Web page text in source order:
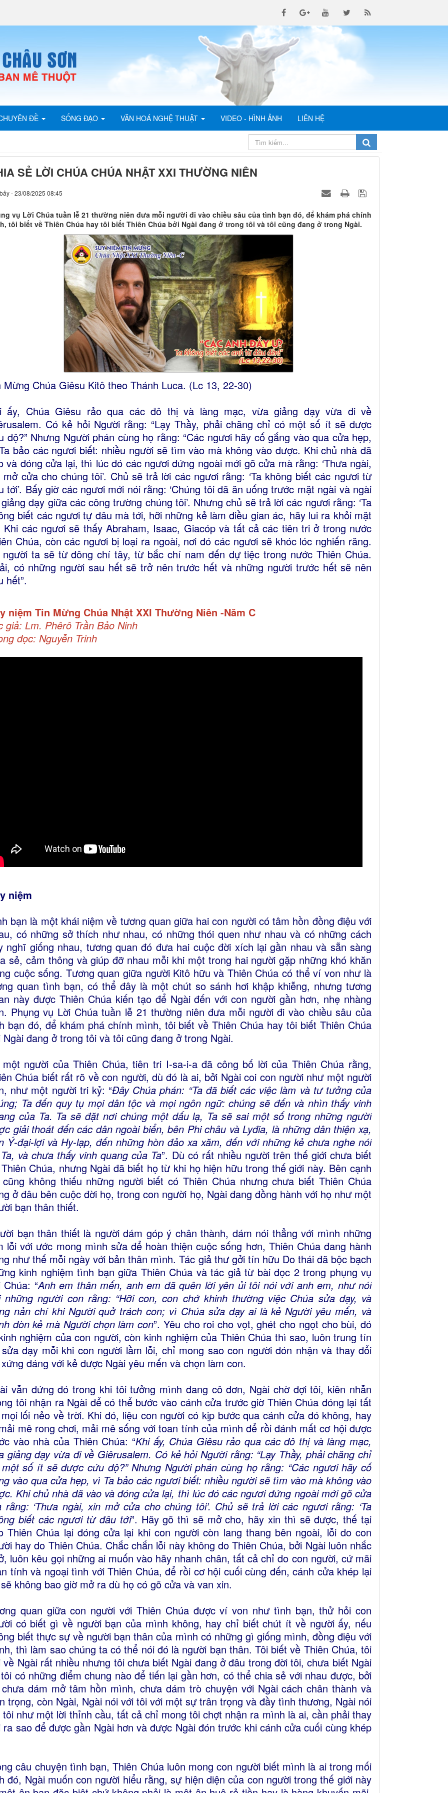
ĐỀ SỐNG ĐẠO VĂN HOÁ NGHỆ THUẬT VIDEO - HÌNH ẢNH LIÊN HỆ
SẺ LỜI CHÚA CHÚA NHẬT XXI THƯỜNG NIÊN
- 23/08/2025 08:45
vụ Lời Chúa tuần lễ 21 thường niên đưa mỗi người đi vào chiều sâu của tình bạn đó, để khám phá chính
tôi biết về Thiên Chúa hay tôi biết Thiên Chúa bởi Ngài đang ở trong tôi và tôi cũng đang ở trong Ngài.
Mừng Chúa Giêsu Kitô theo Thánh Luca. (Lc 13, 22-30)
ấy, Chúa Giêsu rảo qua các đô thị và làng mạc, vừa giảng dạy vừa đi về
Có kẻ hỏi Người rằng: “Lạy Thầy, phải chăng chỉ có một số ít sẽ được
độ?” Nhưng Người phán cùng họ rằng: “Các ngươi hãy cố gắng vào qua cửa hẹp,
bảo các ngươi biết: nhiều người sẽ tìm vào mà không vào được. Khi chủ nhà đã
và đóng cửa lại, thì lúc đó các ngươi đứng ngoài mới gõ cửa mà rằng: ‘Thưa ngài,
mở cửa cho chúng tôi’. Chủ sẽ trả lời các ngươi rằng: ‘Ta không biết các ngươi từ
tới’. Bấy giờ các ngươi mới nói rằng: ‘Chúng tôi đã ăn uống trước mặt ngài và ngài
dạy giữa các công trường chúng tôi’. Nhưng chủ sẽ trả lời các ngươi rằng: ‘Ta
biết các ngươi tự đâu mà tới, hỡi những kẻ làm điều gian ác, hãy lui ra khỏi mặt
Khi các ngươi sẽ thấy Abraham, Isaac, Giacóp và tất cả các tiên tri ở trong nước
Chúa, còn các ngươi bị loại ra ngoài, nơi đó các ngươi sẽ khóc lóc nghiến răng.
người ta sẽ từ đông chí tây, từ bắc chí nam đến dự tiệc trong nước Thiên Chúa.
có những người sau hết sẽ trở nên trước hết và những người trước hết sẽ nên
hết”.
niệm Tin Mừng Chúa Nhật XXI Thường Niên -Năm C
giả: Lm. Phêrô Trần Bảo Ninh
đọc: Nguyễn Trinh
niệm
bạn là một khái niệm về tương quan giữa hai con người có tâm hồn đồng điệu với
có những sở thích như nhau, có những thói quen như nhau và có những cách
nghĩ giống nhau, tương quan đó đưa hai cuộc đời xích lại gần nhau và sẵn sàng
sẻ, cảm thông và giúp đỡ nhau mỗi khi một trong hai người gặp những khó khăn
cuộc sống. Tương quan giữa người Kitô hữu và Thiên Chúa có thể ví von như là
quan tình bạn, có thể đây là một chút so sánh hơi khập khiễng, nhưng tương
này được Thiên Chúa kiến tạo để Ngài đến với con người gần hơn, nhẹ nhàng
Phụng vụ Lời Chúa tuần lễ 21 thường niên đưa mỗi người đi vào chiều sâu của
bạn đó, để khám phá chính mình, tôi biết về Thiên Chúa hay tôi biết Thiên Chúa
Ngài đang ở trong tôi và tôi cũng đang ở trong Ngài.
người của Thiên Chúa, tiên tri I-sa-i-a đã công bố lời của Thiên Chúa rằng,
Chúa biết rất rõ về con người, dù đó là ai, bởi Ngài coi con người như một người
như một người tri kỷ: “Ðây Chúa phán: “Ta đã biết các việc làm và tư tưởng của
Ta đến quy tụ mọi dân tộc và mọi ngôn ngữ: chúng sẽ đến và nhìn thấy vinh
của Ta. Ta sẽ đặt nơi chúng một dấu lạ, Ta sẽ sai một số trong những người
giải thoát đến các dân ngoài biển, bên Phi châu và Lyđia, là những dân thiện xạ,
Ý-đại-lợi và Hy-lạp, đến những hòn đảo xa xăm, đến với những kẻ chưa nghe nói
và chưa thấy vinh quang của Ta”. Dù có rất nhiều người trên thế giới chưa biết
Chúa, nhưng Ngài đã biết họ từ khi họ hiện hữu trong thế giới này. Bên cạnh
không thiếu những người biết có Thiên Chúa nhưng chưa biết Thiên Chúa
ở đâu bên cuộc đời họ, trong con người họ, Ngài đang đồng hành với họ như một
bạn thân thiết.
bạn thân thiết là người dám góp ý chân thành, dám nói thẳng với mình những
lỗi với ước mong mình sửa để hoàn thiện cuộc sống hơn, Thiên Chúa đang hành
như thế mỗi ngày với bản thân mình. Tác giả thư gởi tín hữu Do thái đã bộc bạch
kinh nghiệm tình bạn giữa Thiên Chúa và tác giả từ bài đọc 2 trong phụng vụ
Chúa: “Anh em thân mến, anh em đã quên lời yên ủi tôi nói với anh em, như nói
những người con rằng: “Hỡi con, con chớ khinh thường việc Chúa sửa dạy, và
nản chí khi Người quở trách con; vì Chúa sửa dạy ai là kẻ Người yêu mến, và
đòn kẻ mà Người chọn làm con”. Yêu cho roi cho vọt, ghét cho ngọt cho bùi, đó
nghiệm của con người, còn kinh nghiệm của Thiên Chúa thì sao, luôn trung tín
dạy mỗi khi con người lầm lỗi, chỉ mong sao con người đón nhận và thay đổi
đáng với kẻ được Ngài yêu mến và chọn làm con.
vẫn đứng đó trong khi tôi tưởng mình đang cô đơn, Ngài chờ đợi tôi, kiên nhẫn
tôi nhận ra Ngài để có thể bước vào cánh cửa trước giờ Thiên Chúa đóng lại tất
lối nẻo về trời. Khi đó, liệu con người có kịp bước qua cánh cửa đó không, hay
mê rong chơi, mải mê sống với toan tính của mình để rồi đánh mất cơ hội được
vào nhà của Thiên Chúa: “Khi ấy, Chúa Giêsu rảo qua các đô thị và làng mạc,
giảng dạy vừa đi về Giêrusalem. Có kẻ hỏi Người rằng: “Lạy Thầy, phải chăng chỉ
số ít sẽ được cứu độ?” Nhưng Người phán cùng họ rằng: “Các ngươi hãy cố
vào qua cửa hẹp, vì Ta bảo các ngươi biết: nhiều người sẽ tìm vào mà không vào
Khi chủ nhà đã vào và đóng cửa lại, thì lúc đó các ngươi đứng ngoài mới gõ cửa
rằng: ‘Thưa ngài, xin mở cửa cho chúng tôi’. Chủ sẽ trả lời các ngươi rằng: ‘Ta
biết các ngươi từ đâu tới”. Hãy gõ thì sẽ mở cho, hãy xin thì sẽ được, thế tại
Thiên Chúa lại đóng cửa lại khi con người còn lang thang bên ngoài, lỗi do con
hay do Thiên Chúa. Chắc chắn lỗi này không do Thiên Chúa, bởi Ngài luôn nhắc
luôn kêu gọi những ai muốn vào hãy nhanh chân, tất cả chỉ do con người, cứ mãi
tính và ngoại tình với Thiên Chúa, để rồi cơ hội cuối cùng đến, cánh cửa khép lại
không bao giờ mở ra dù họ có gõ cửa và van xin.
quan giữa con người với Thiên Chúa được ví von như tình bạn, thử hỏi con
có biết gì về người bạn của mình không, hay chỉ biết chút ít về người ấy, nếu
biết thực sự về người bạn thân của mình có những gì giống mình, đồng điệu với
thì làm sao chúng ta có thể nói đó là người bạn thân. Tôi biết về Thiên Chúa, tôi
về Ngài rất nhiều nhưng tôi chưa biết Ngài đang ở đâu trong đời tôi, chưa biết Ngài
có những điểm chung nào để tiến lại gần hơn, có thể chia sẻ với nhau được, bởi
dám mở tâm hồn mình, chưa dám trò chuyện với Ngài cách chân thành và
trọng, còn Ngài, Ngài nói với tôi với một sự trân trọng và đầy tình thương, Ngài nói
tôi như một lời thỉnh cầu, tất cả chỉ mong tôi chợt nhận ra mình là ai, cần phải thay
ra sao để được gần Ngài hơn và được Ngài đón trước khi cánh cửa cuối cùng khép
câu chuyện tình bạn, Thiên Chúa luôn mong con người biết mình là ai trong mối
đó, Ngài muốn con người hiểu rằng, sự hiện diện của con người trong thế giới này